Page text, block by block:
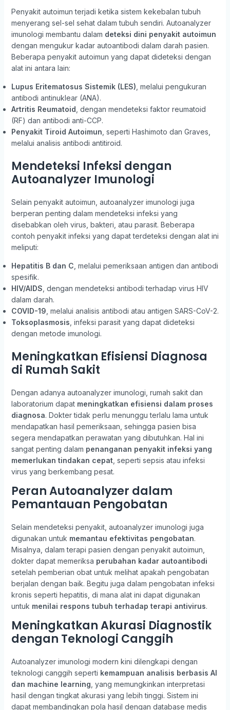
Penyakit autoimun terjadi ketika sistem kekebalan tubuh
menyerang sel-sel sehat dalam tubuh sendiri. Autoanalyzer
imunologi membantu dalam deteksi dini penyakit autoimun
dengan mengukur kadar autoantibodi dalam darah pasien.
Beberapa penyakit autoimun yang dapat dideteksi dengan
alat ini antara lain:
Lupus Eritematosus Sistemik (LES) , melalui pengukuran
antibodi antinuklear (ANA).
Artritis Reumatoid , dengan mendeteksi faktor reumatoid
(RF) dan antibodi anti-CCP.
Penyakit Tiroid Autoimun , seperti Hashimoto dan Graves,
melalui analisis antibodi antitiroid.
Mendeteksi Infeksi dengan
Autoanalyzer Imunologi
Selain penyakit autoimun, autoanalyzer imunologi juga
berperan penting dalam mendeteksi infeksi yang
disebabkan oleh virus, bakteri, atau parasit. Beberapa
contoh penyakit infeksi yang dapat terdeteksi dengan alat ini
meliputi:
Hepatitis B dan C , melalui pemeriksaan antigen dan antibodi
spesifik.
HIV/AIDS , dengan mendeteksi antibodi terhadap virus HIV
dalam darah.
COVID-19 , melalui analisis antibodi atau antigen SARS-CoV-2.
Toksoplasmosis , infeksi parasit yang dapat dideteksi
dengan metode imunologi.
Meningkatkan Efisiensi Diagnosa
di Rumah Sakit
Dengan adanya autoanalyzer imunologi, rumah sakit dan
laboratorium dapat meningkatkan efisiensi dalam proses
diagnosa. Dokter tidak perlu menunggu terlalu lama untuk
mendapatkan hasil pemeriksaan, sehingga pasien bisa
segera mendapatkan perawatan yang dibutuhkan. Hal ini
sangat penting dalam penanganan penyakit infeksi yang
memerlukan tindakan cepat, seperti sepsis atau infeksi
virus yang berkembang pesat.
Peran Autoanalyzer dalam
Pemantauan Pengobatan
Selain mendeteksi penyakit, autoanalyzer imunologi juga
digunakan untuk memantau efektivitas pengobatan.
Misalnya, dalam terapi pasien dengan penyakit autoimun,
dokter dapat memeriksa perubahan kadar autoantibodi
setelah pemberian obat untuk melihat apakah pengobatan
berjalan dengan baik. Begitu juga dalam pengobatan infeksi
kronis seperti hepatitis, di mana alat ini dapat digunakan
untuk menilai respons tubuh terhadap terapi antivirus.
Meningkatkan Akurasi Diagnostik
dengan Teknologi Canggih
Autoanalyzer imunologi modern kini dilengkapi dengan
teknologi canggih seperti kemampuan analisis berbasis AI
dan machine learning , yang memungkinkan interpretasi
hasil dengan tingkat akurasi yang lebih tinggi. Sistem ini
dapat membandingkan pola hasil dengan database medis